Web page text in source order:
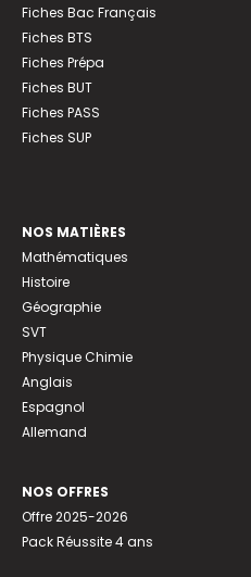
Fiches Bac Français
Fiches BTS
Fiches Prépa
Fiches BUT
Fiches PASS
Fiches SUP
NOS MATIÈRES
Mathématiques
Histoire
Géographie
SVT
Physique Chimie
Anglais
Espagnol
Allemand
NOS OFFRES
Offre 2025-2026
Pack Réussite 4 ans